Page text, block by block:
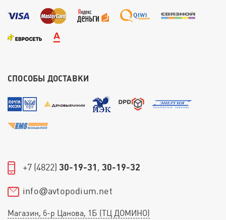
СПОСОБЫ ДОСТАВКИ
+7 (4822) 30-19-31, 30-19-32
info@avtopodium.net
Магазин, б-р Цанова, 1Б (ТЦ ДОМИНО)